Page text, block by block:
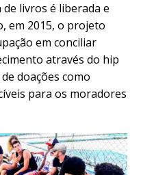
livros é liberada e
em 2015, o projeto
em conciliar
através do hip
doações como
para os moradores